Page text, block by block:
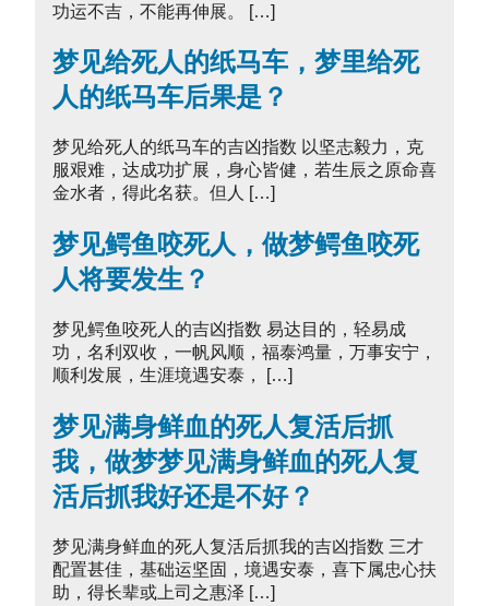
功运不吉，不能再伸展。 […]
梦见给死人的纸马车，梦里给死
人的纸马车后果是？
梦见给死人的纸马车的吉凶指数 以坚志毅力，克
服艰难，达成功扩展，身心皆健，若生辰之原命喜
金水者，得此名获。但人 […]
梦见鳄鱼咬死人，做梦鳄鱼咬死
人将要发生？
梦见鳄鱼咬死人的吉凶指数 易达目的，轻易成
功，名利双收，一帆风顺，福泰鸿量，万事安宁，
顺利发展，生涯境遇安泰， […]
梦见满身鲜血的死人复活后抓
我，做梦梦见满身鲜血的死人复
活后抓我好还是不好？
梦见满身鲜血的死人复活后抓我的吉凶指数 三才
配置甚佳，基础运坚固，境遇安泰，喜下属忠心扶
助，得长辈或上司之惠泽 […]